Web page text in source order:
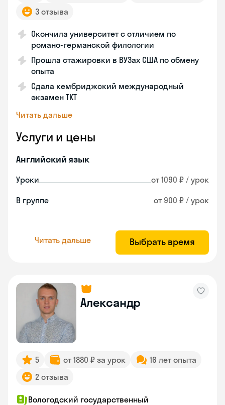
3 отзыва
Окончила университет с отличием по
романо-германской филологии
Прошла стажировки в ВУЗах США по обмену
опыта
Сдала кембриджский международный
экзамен TKT
Читать дальше
Услуги и цены
Английский язык
Уроки от 1090 ₽ / урок
В группе от 900 ₽ / урок
Читать дальше Выбрать время
Александр
5 от 1880 ₽ за урок
16 лет опыта
2 отзыва
Вологодский государственный